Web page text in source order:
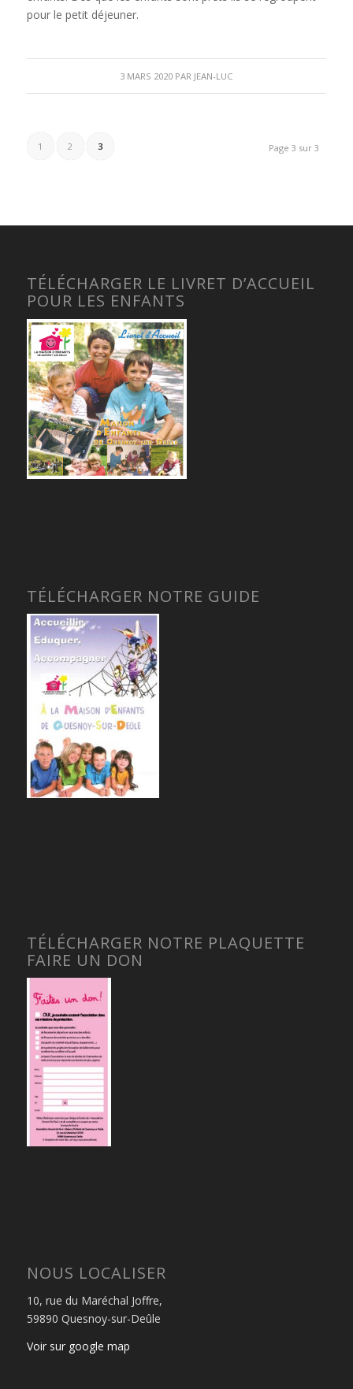
pour le petit déjeuner.
3 MARS 2020 PAR JEAN-LUC
Page 3 sur 3
1 2 3
TÉLÉCHARGER LE LIVRET D’ACCUEIL
POUR LES ENFANTS
TÉLÉCHARGER NOTRE GUIDE
TÉLÉCHARGER NOTRE PLAQUETTE
FAIRE UN DON
NOUS LOCALISER
10, rue du Maréchal Joffre,
59890 Quesnoy-sur-Deûle
Voir sur google map